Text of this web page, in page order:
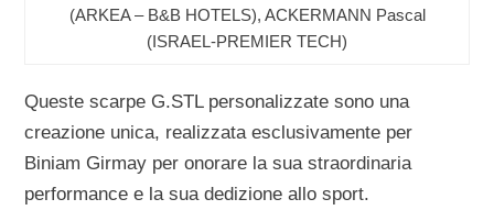
(ARKEA – B&B HOTELS), ACKERMANN Pascal
(ISRAEL-PREMIER TECH)
Queste scarpe G.STL personalizzate sono una
creazione unica, realizzata esclusivamente per
Biniam Girmay per onorare la sua straordinaria
performance e la sua dedizione allo sport.